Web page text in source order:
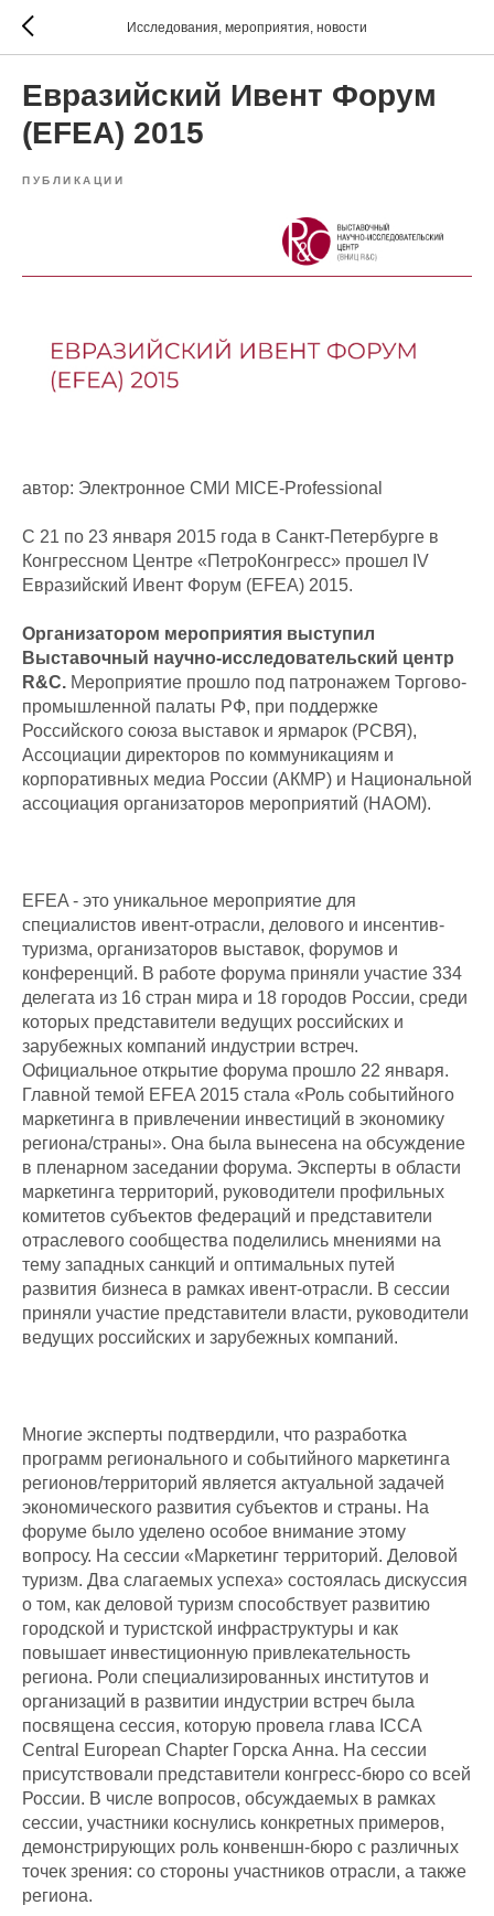
Исследования, мероприятия, новости
Евразийский Ивент Форум
(EFEA) 2015
ПУБЛИКАЦИИ
автор: Электронное СМИ MICE-Professional
С 21 по 23 января 2015 года в Санкт-Петербурге в
Конгрессном Центре «ПетроКонгресс» прошел IV
Евразийский Ивент Форум (EFEA) 2015.
Организатором мероприятия выступил
Выставочный научно-исследовательский центр
R&C. Мероприятие прошло под патронажем Торгово-
промышленной палаты РФ, при поддержке
Российского союза выставок и ярмарок (РСВЯ),
Ассоциации директоров по коммуникациям и
корпоративных медиа России (АКМР) и Национальной
ассоциация организаторов мероприятий (НАОМ).
EFEA - это уникальное мероприятие для
специалистов ивент-отрасли, делового и инсентив-
туризма, организаторов выставок, форумов и
конференций. В работе форума приняли участие 334
делегата из 16 стран мира и 18 городов России, среди
которых представители ведущих российских и
зарубежных компаний индустрии встреч.
Официальное открытие форума прошло 22 января.
Главной темой EFEA 2015 стала «Роль событийного
маркетинга в привлечении инвестиций в экономику
региона/страны». Она была вынесена на обсуждение
в пленарном заседании форума. Эксперты в области
маркетинга территорий, руководители профильных
комитетов субъектов федераций и представители
отраслевого сообщества поделились мнениями на
тему западных санкций и оптимальных путей
развития бизнеса в рамках ивент-отрасли. В сессии
приняли участие представители власти, руководители
ведущих российских и зарубежных компаний.
Многие эксперты подтвердили, что разработка
программ регионального и событийного маркетинга
регионов/территорий является актуальной задачей
экономического развития субъектов и страны. На
форуме было уделено особое внимание этому
вопросу. На сессии «Маркетинг территорий. Деловой
туризм. Два слагаемых успеха» состоялась дискуссия
о том, как деловой туризм способствует развитию
городской и туристской инфраструктуры и как
повышает инвестиционную привлекательность
региона. Роли специализированных институтов и
организаций в развитии индустрии встреч была
посвящена сессия, которую провела глава ICCA
Central European Chapter Горска Анна. На сессии
присутствовали представители конгресс-бюро со всей
России. В числе вопросов, обсуждаемых в рамках
сессии, участники коснулись конкретных примеров,
демонстрирующих роль конвеншн-бюро с различных
точек зрения: со стороны участников отрасли, а также
региона.